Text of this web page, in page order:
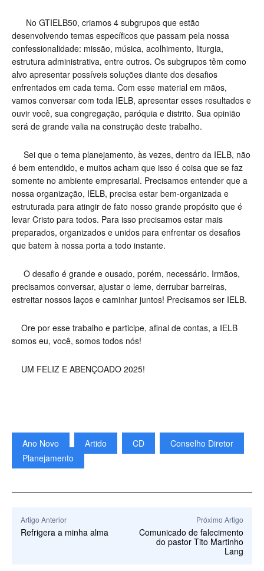
No GTIELB50, criamos 4 subgrupos que estão
desenvolvendo temas específicos que passam pela nossa
confessionalidade: missão, música, acolhimento, liturgia,
estrutura administrativa, entre outros. Os subgrupos têm como
alvo apresentar possíveis soluções diante dos desafios
enfrentados em cada tema. Com esse material em mãos,
vamos conversar com toda IELB, apresentar esses resultados e
ouvir você, sua congregação, paróquia e distrito. Sua opinião
será de grande valia na construção deste trabalho.
Sei que o tema planejamento, às vezes, dentro da IELB, não
é bem entendido, e muitos acham que isso é coisa que se faz
somente no ambiente empresarial. Precisamos entender que a
nossa organização, IELB, precisa estar bem-organizada e
estruturada para atingir de fato nosso grande propósito que é
levar Cristo para todos. Para isso precisamos estar mais
preparados, organizados e unidos para enfrentar os desafios
que batem à nossa porta a todo instante.
O desafio é grande e ousado, porém, necessário. Irmãos,
precisamos conversar, ajustar o leme, derrubar barreiras,
estreitar nossos laços e caminhar juntos! Precisamos ser IELB.
Ore por esse trabalho e participe, afinal de contas, a IELB
somos eu, você, somos todos nós!
UM FELIZ E ABENÇOADO 2025!
Ano Novo Artido CD
Conselho Diretor
Planejamento
Artigo Anterior
Refrigera a minha alma
Próximo Artigo
Comunicado de falecimento
do pastor Tito Martinho
Lang